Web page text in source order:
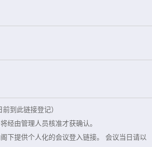
前到此链接登记）
经由管理人员核准才获确认。
下提供个人化的会议登入链接。 会议当日请以